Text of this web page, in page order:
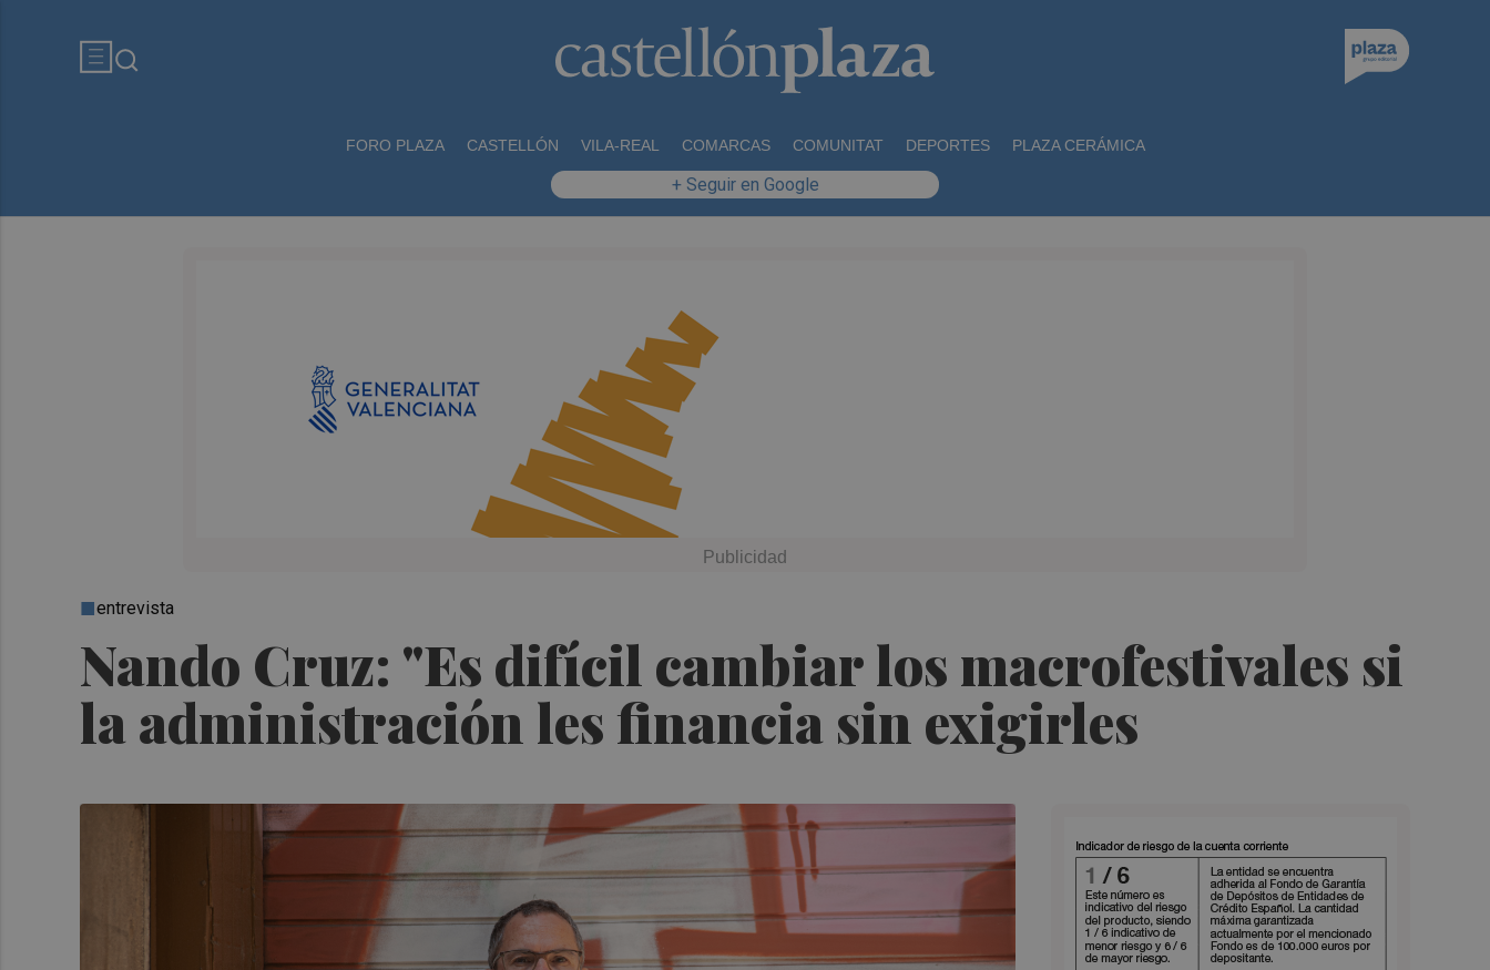
FORO PLAZA CASTELLÓN VILA-REAL COMARCAS COMUNITAT DEPORTES PLAZA CERÁMICA
+ Seguir en Google
Nando Cruz: "Es difícil cambiar los macrofestivales si
la administración les financia sin exigirles
entrevista